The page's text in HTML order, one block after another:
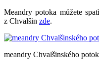
Meandry potoka můžete
z Chvalšin zde.
meandry Chvalšinského